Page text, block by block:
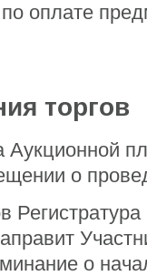
оплате
торгов
Аукционной
о
о